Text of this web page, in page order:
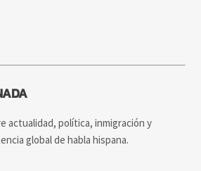
actualidad, política, inmigración y
global de habla hispana.